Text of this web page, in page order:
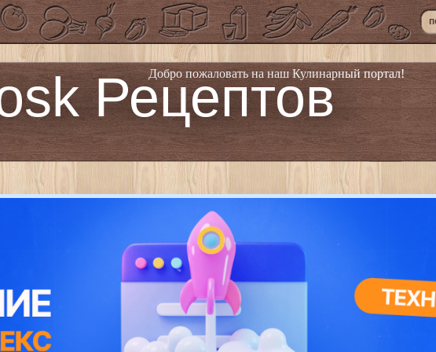
Добро пожаловать на наш Кулинарный портал!
Рецептов